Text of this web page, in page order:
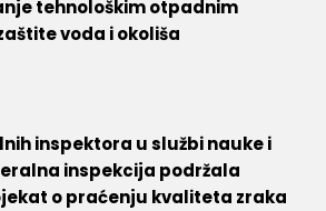
tehnološkim otpadnim
voda i okoliša
inspektora u službi nauke i
inspekcija podržala
o praćenju kvaliteta zraka